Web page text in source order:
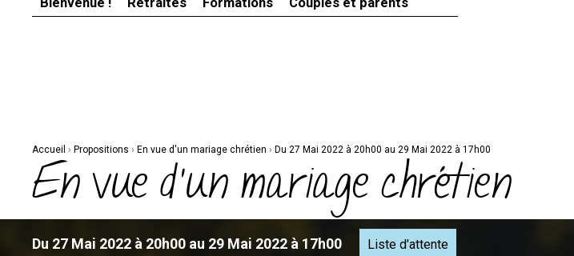
Accueil › Propositions › En vue d'un mariage chrétien › Du 27 Mai 2022 à 20h00 au 29 Mai 2022 à 17h00
En vue d'un mariage chrétien
Du 27 Mai 2022 à 20h00 au 29 Mai 2022 à 17h00 Liste d'attente